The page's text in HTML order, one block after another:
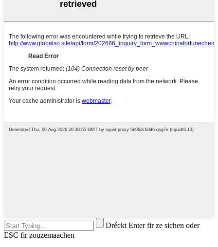
Dréckt Enter fir ze sichen oder
ESC fir zouzemaachen